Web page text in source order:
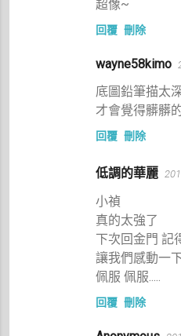
超像~
回覆 刪除
wayne58kimo
底圖鉛筆描太
才會覺得髒髒
回覆 刪除
低調的華麗
小禎
真的太強了
下次回金門 記
讓我們感動一
佩服 佩服.....
回覆 刪除